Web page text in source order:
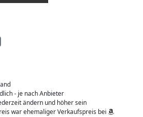
- je nach Anbieter
ändern und höher sein
war ehemaliger Verkaufspreis bei